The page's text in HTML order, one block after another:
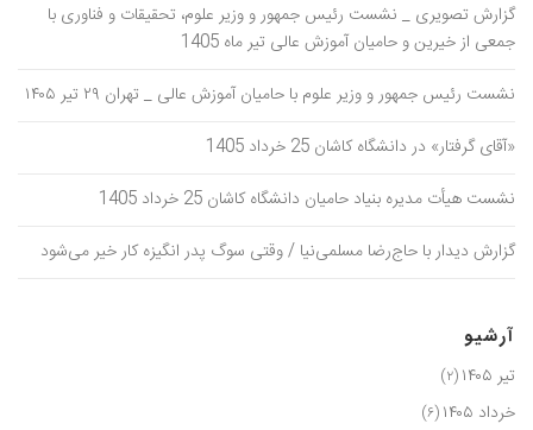
گزارش تصویری _ نشست رئیس جمهور و وزیر علوم، تحقیقات و فناوری با
جمعی از خیرین و حامیان آموزش عالی تیر ماه 1405
نشست رئیس جمهور و وزیر علوم با حامیان آموزش عالی _ تهران ۲۹ تیر ۱۴۰۵
«آقای گرفتار» در دانشگاه کاشان 25 خرداد 1405
نشست هیأت مدیره بنیاد حامیان دانشگاه کاشان 25 خرداد 1405
گزارش دیدار با حاج‌رضا مسلمی‌نیا / وقتی سوگ پدر انگیزه کار خیر می‌شود
آرشیو
تیر ۱۴۰۵ (۲)
خرداد ۱۴۰۵ (۶)